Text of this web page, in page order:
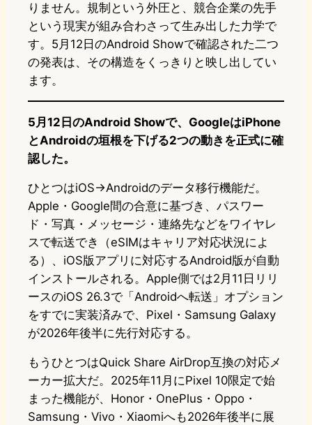
りません。規制という外圧と、競合企業の先手
という現実が組み合わさって生み出した力学で
す。5月12日のAndroid Showで確認された二つ
の発表は、その構造をくっきりと映し出してい
ます。
5月12日のAndroid Showで、GoogleはiPhone
とAndroidの垣根を下げる2つの動きを正式に確
認した。
ひとつはiOS→Androidのデータ移行機能だ。
Apple・Google間の合意に基づき、パスワー
ド・写真・メッセージ・連絡先などをワイヤレ
スで転送でき（eSIMはキャリア対応状況によ
る）、iOS版アプリに対応するAndroid版が自動
インストールされる。Apple側では2月11日リリ
ースのiOS 26.3で「Androidへ転送」オプション
をすでに実装済みで、Pixel・Samsung Galaxy
が2026年後半に先行対応する。
もうひとつはQuick Share AirDrop互換の対応メ
ーカー拡大だ。2025年11月にPixel 10限定で始
まった機能が、Honor・OnePlus・Oppo・
Samsung・Vivo・Xiaomiへも2026年後半に展